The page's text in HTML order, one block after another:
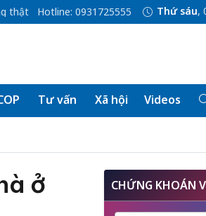
thật Hotline: 0931725555 Thứ sáu,
Tư vấn Xã hội Videos
ở
CHỨNG KHOÁN